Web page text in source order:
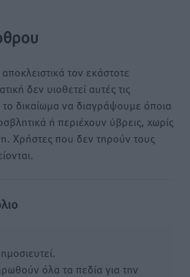
τον εκάστοτε
δεν υιοθετεί αυτές τις
δικαίωμα να διαγράψουμε όποια
ή περιέχουν ύβρεις, χωρίς
Χρήστες που δεν τηρούν τους
όλα τα πεδία για την